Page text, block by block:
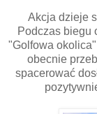
Akcja dzieje
Podczas biegu
"Golfowa
obecnie
spacerować